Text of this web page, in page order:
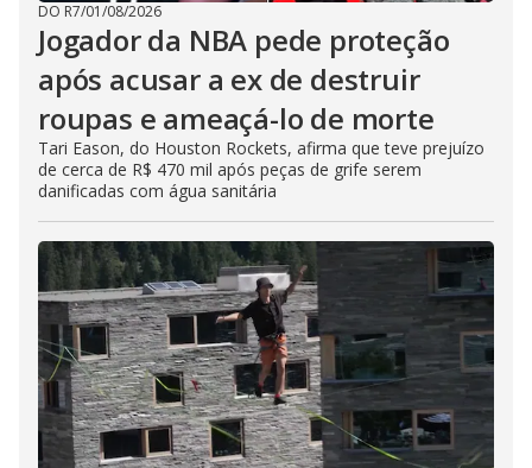
DO R7/01/08/2026
Jogador da NBA pede proteção
após acusar a ex de destruir
roupas e ameaçá-lo de morte
Tari Eason, do Houston Rockets, afirma que teve prejuízo
de cerca de R$ 470 mil após peças de grife serem
danificadas com água sanitária